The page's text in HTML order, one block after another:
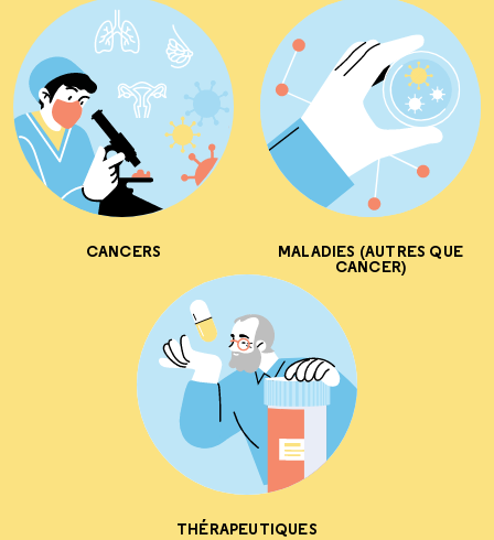
CANCERS MALADIES (AUTRES QUE
CANCER)
THÉRAPEUTIQUES